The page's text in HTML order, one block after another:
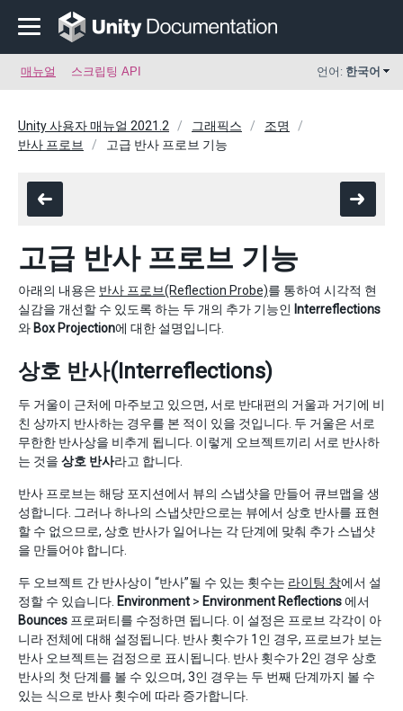
매뉴얼 스크립팅 API 언어: 한국어
Unity 사용자 매뉴얼 2021.2 그래픽스
조명
반사 프로브
고급 반사 프로브 기능
고급 반사 프로브 기능
아래의 내용은 반사 프로브(Reflection Probe)를 통하여 시각적 현
실감을 개선할 수 있도록 하는 두 개의 추가 기능인 Interreflections
와 Box Projection에 대한 설명입니다.
상호 반사(Interreflections)
두 거울이 근처에 마주보고 있으면, 서로 반대편의 거울과 거기에 비
친 상까지 반사하는 경우를 본 적이 있을 것입니다. 두 거울은 서로
무한한 반사상을 비추게 됩니다. 이렇게 오브젝트끼리 서로 반사하
는 것을 상호 반사라고 합니다.
반사 프로브는 해당 포지션에서 뷰의 스냅샷을 만들어 큐브맵을 생
성합니다. 그러나 하나의 스냅샷만으로는 뷰에서 상호 반사를 표현
할 수 없으므로, 상호 반사가 일어나는 각 단계에 맞춰 추가 스냅샷
을 만들어야 합니다.
두 오브젝트 간 반사상이 “반사”될 수 있는 횟수는 라이팅 창에서 설
정할 수 있습니다. Environment > Environment Reflections에서
Bounces 프로퍼티를 수정하면 됩니다. 이 설정은 프로브 각각이 아
니라 전체에 대해 설정됩니다. 반사 횟수가 1인 경우, 프로브가 보는
반사 오브젝트는 검정으로 표시됩니다. 반사 횟수가 2인 경우 상호
반사의 첫 단계를 볼 수 있으며, 3인 경우는 두 번째 단계까지 볼 수
있는 식으로 반사 횟수에 따라 증가합니다.